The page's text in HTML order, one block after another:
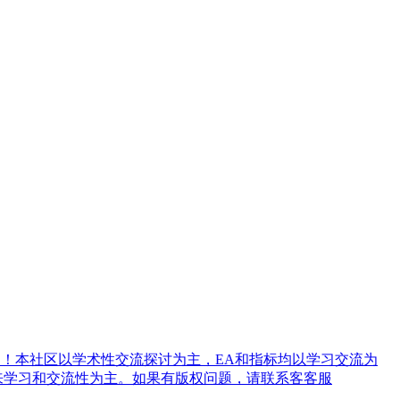
本社区以学术性交流探讨为主，EA和指标均以学习交流为
习和交流性为主。如果有版权问题，请联系客客服